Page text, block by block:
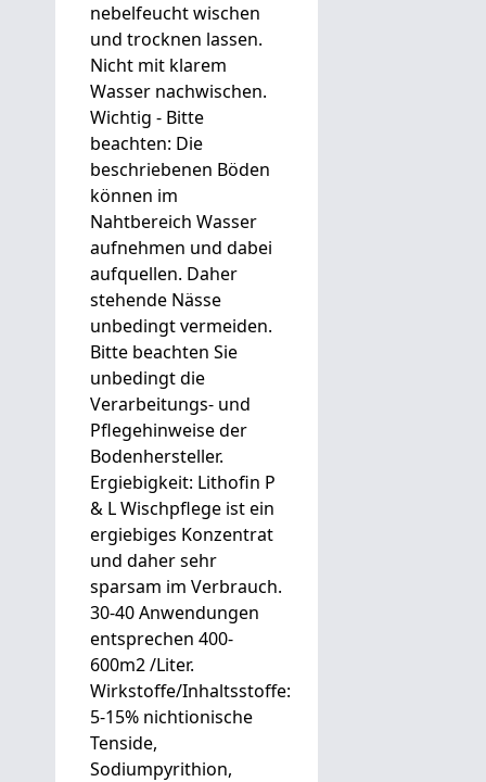
nebelfeucht wischen
und trocknen lassen.
Nicht mit klarem
Wasser nachwischen.
Wichtig - Bitte
beachten: Die
beschriebenen Böden
können im
Nahtbereich Wasser
aufnehmen und dabei
aufquellen. Daher
stehende Nässe
unbedingt vermeiden.
Bitte beachten Sie
unbedingt die
Verarbeitungs- und
Pflegehinweise der
Bodenhersteller.
Ergiebigkeit: Lithofin P
& L Wischpflege ist ein
ergiebiges Konzentrat
und daher sehr
sparsam im Verbrauch.
30-40 Anwendungen
entsprechen 400-
600m2 /Liter.
Wirkstoffe/Inhaltsstoffe:
5-15% nichtionische
Tenside,
Sodiumpyrithion,